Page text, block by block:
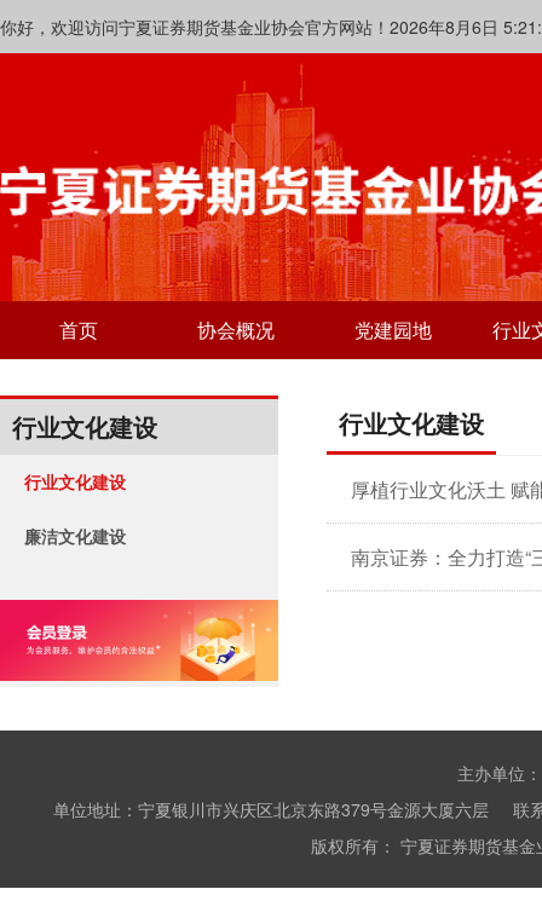
你好，欢迎访问宁夏证券期货基金业协会官方网站！2026年8月6日
首页 协会概况 党建园地 行业
行业文化建设
行业文化建设
廉洁文化建设
行业文化建设
厚植行业文化沃土 赋
南京证券：全力打造“
主办单位
单位地址：宁夏银川市兴庆区北京东路379号金源大厦六层
版权所有： 宁夏证券期货